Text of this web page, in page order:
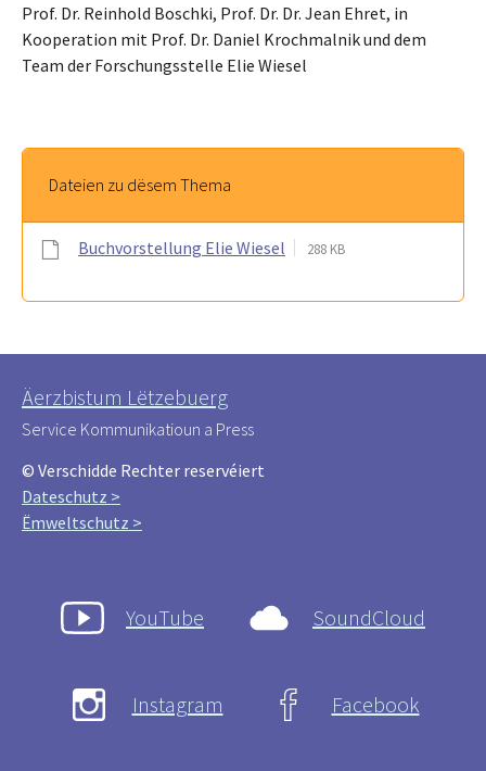
Prof. Dr. Reinhold Boschki, Prof. Dr. Dr. Jean Ehret, in
Kooperation mit Prof. Dr. Daniel Krochmalnik und dem
Team der Forschungsstelle Elie Wiesel
Dateien zu dësem Thema
Buchvorstellung Elie Wiesel 288 KB
Äerzbistum Lëtzebuerg
Service Kommunikatioun a Press
© Verschidde Rechter reservéiert
Dateschutz >
Ëmweltschutz >
YouTube SoundCloud
Instagram Facebook